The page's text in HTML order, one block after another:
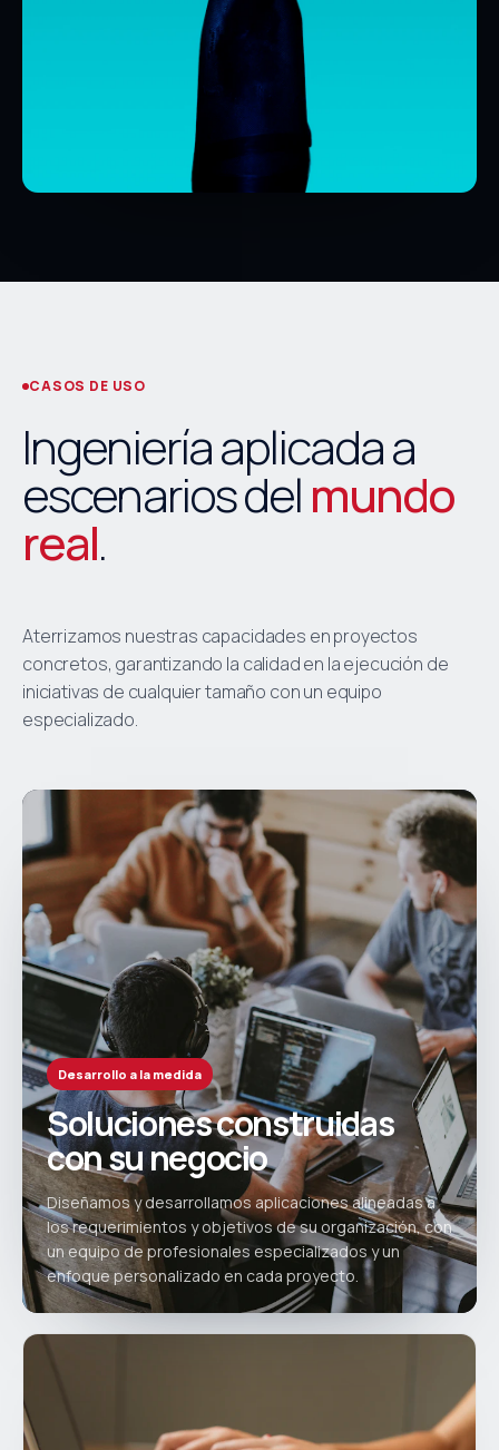
CASOS DE USO
Ingeniería aplicada a
escenarios delmundo
real.
Aterrizamos nuestras capacidades en proyectos
concretos, garantizando la calidad en la ejecución de
iniciativas de cualquier tamaño con un equipo
especializado.
Desarrollo a la medida
Soluciones construidas
con su negocio
Diseñamos y desarrollamos aplicaciones alineadas a
los requerimientos y objetivos de su organización, con
un equipo de profesionales especializados y un
enfoque personalizado en cada proyecto.